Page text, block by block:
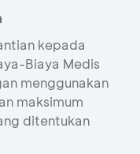
kepada
Biaya Medis
menggunakan
maksimum
ditentukan